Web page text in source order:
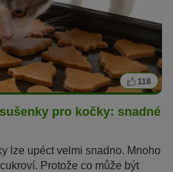
118
pro kočky: snadné
lze upéct velmi snadno. Mnoho
Protože co může být